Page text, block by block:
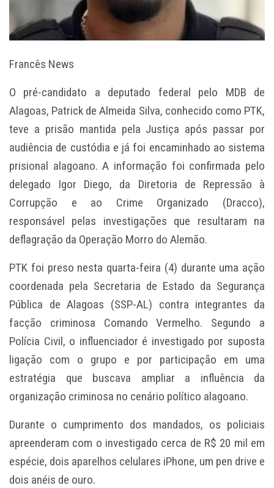
Francês News
O pré-candidato a deputado federal pelo MDB de
Alagoas, Patrick de Almeida Silva, conhecido como PTK,
teve a prisão mantida pela Justiça após passar por
audiência de custódia e já foi encaminhado ao sistema
prisional alagoano. A informação foi confirmada pelo
delegado Igor Diego, da Diretoria de Repressão à
Corrupção e ao Crime Organizado (Dracco),
responsável pelas investigações que resultaram na
deflagração da Operação Morro do Alemão.
PTK foi preso nesta quarta-feira (4) durante uma ação
coordenada pela Secretaria de Estado da Segurança
Pública de Alagoas (SSP-AL) contra integrantes da
facção criminosa Comando Vermelho. Segundo a
Polícia Civil, o influenciador é investigado por suposta
ligação com o grupo e por participação em uma
estratégia que buscava ampliar a influência da
organização criminosa no cenário político alagoano.
Durante o cumprimento dos mandados, os policiais
apreenderam com o investigado cerca de R$ 20 mil em
espécie, dois aparelhos celulares iPhone, um pen drive e
dois anéis de ouro.